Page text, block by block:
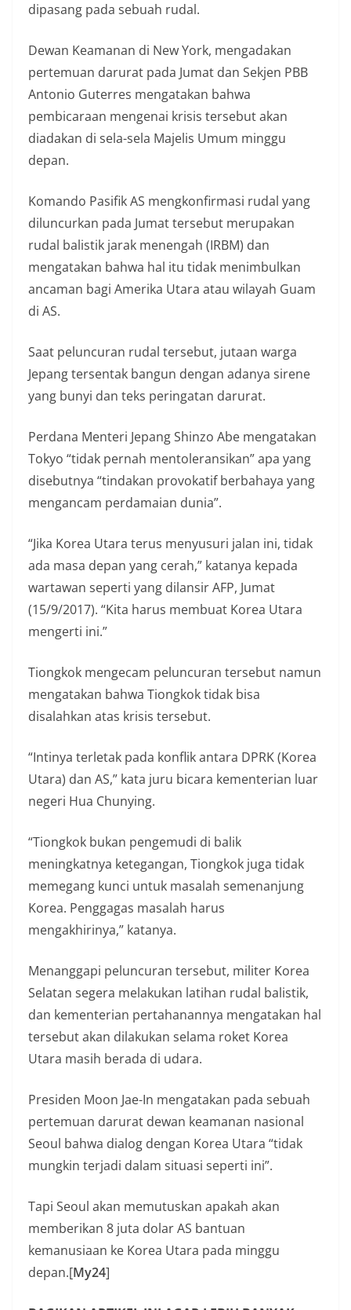
dipasang pada sebuah rudal.
Dewan Keamanan di New York, mengadakan
pertemuan darurat pada Jumat dan Sekjen PBB
Antonio Guterres mengatakan bahwa
pembicaraan mengenai krisis tersebut akan
diadakan di sela-sela Majelis Umum minggu
depan.
Komando Pasifik AS mengkonfirmasi rudal yang
diluncurkan pada Jumat tersebut merupakan
rudal balistik jarak menengah (IRBM) dan
mengatakan bahwa hal itu tidak menimbulkan
ancaman bagi Amerika Utara atau wilayah Guam
di AS.
Saat peluncuran rudal tersebut, jutaan warga
Jepang tersentak bangun dengan adanya sirene
yang bunyi dan teks peringatan darurat.
Perdana Menteri Jepang Shinzo Abe mengatakan
Tokyo “tidak pernah mentoleransikan” apa yang
disebutnya “tindakan provokatif berbahaya yang
mengancam perdamaian dunia”.
“Jika Korea Utara terus menyusuri jalan ini, tidak
ada masa depan yang cerah,” katanya kepada
wartawan seperti yang dilansir AFP, Jumat
(15/9/2017). “Kita harus membuat Korea Utara
mengerti ini.”
Tiongkok mengecam peluncuran tersebut namun
mengatakan bahwa Tiongkok tidak bisa
disalahkan atas krisis tersebut.
“Intinya terletak pada konflik antara DPRK (Korea
Utara) dan AS,” kata juru bicara kementerian luar
negeri Hua Chunying.
“Tiongkok bukan pengemudi di balik
meningkatnya ketegangan, Tiongkok juga tidak
memegang kunci untuk masalah semenanjung
Korea. Penggagas masalah harus
mengakhirinya,” katanya.
Menanggapi peluncuran tersebut, militer Korea
Selatan segera melakukan latihan rudal balistik,
dan kementerian pertahanannya mengatakan hal
tersebut akan dilakukan selama roket Korea
Utara masih berada di udara.
Presiden Moon Jae-In mengatakan pada sebuah
pertemuan darurat dewan keamanan nasional
Seoul bahwa dialog dengan Korea Utara “tidak
mungkin terjadi dalam situasi seperti ini”.
Tapi Seoul akan memutuskan apakah akan
memberikan 8 juta dolar AS bantuan
kemanusiaan ke Korea Utara pada minggu
depan.[My24]